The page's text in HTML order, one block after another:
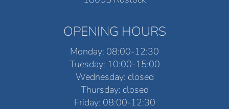
OPENING HOURS
Monday: 08:00-12:30
Tuesday: 10:00-15:00
Wednesday: closed
Thursday: closed
Friday: 08:00-12:30